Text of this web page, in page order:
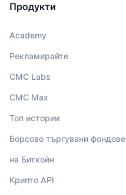
Продукти
Academy
Рекламирайте
CMC Labs
CMC Max
Топ истории
Борсово търгувани фондове
на Биткойн
Крипто API